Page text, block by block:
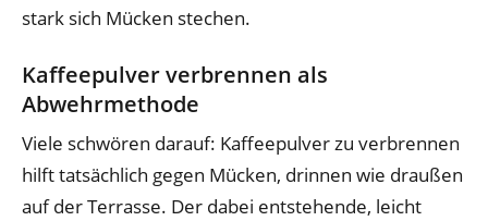
stark sich Mücken stechen.
Kaffeepulver verbrennen als
Abwehrmethode
Viele schwören darauf: Kaffeepulver zu verbrennen
hilft tatsächlich gegen Mücken, drinnen wie draußen
auf der Terrasse. Der dabei entstehende, leicht